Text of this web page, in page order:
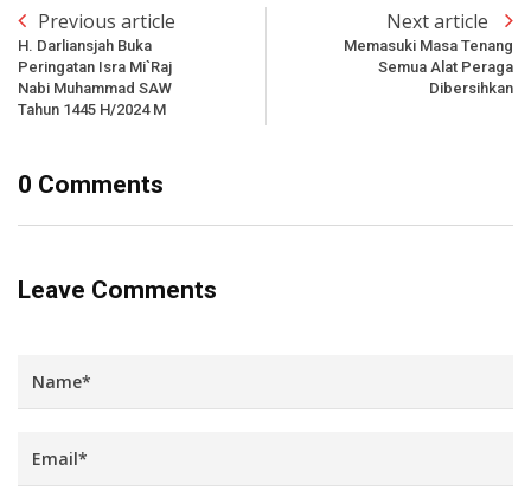
Previous article
H. Darliansjah Buka
Peringatan Isra Mi`raj
Nabi Muhammad SAW
Tahun 1445 H/2024 M
Next article
Memasuki Masa Tenang
Semua Alat Peraga
Dibersihkan
0 Comments
Leave Comments